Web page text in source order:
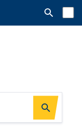
Ouvrir la